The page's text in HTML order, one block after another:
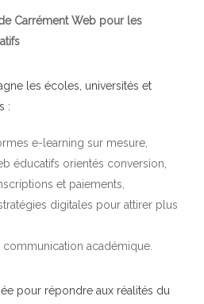
Carrément Web pour les
les écoles, universités et
:
e-learning sur mesure,
éducatifs orientés conversion,
et paiements,
digitales pour attirer plus
communication académique.
pour répondre aux réalités du